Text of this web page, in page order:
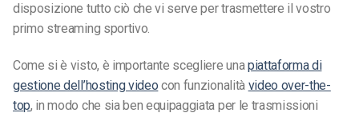
disposizione tutto ciò che vi serve per trasmettere il vostro
primo streaming sportivo.
Come si è visto, è importante scegliere unapiattaforma di
gestione dell’hosting video con funzionalità video over-the-
top, in modo che sia ben equipaggiata per le trasmissioni